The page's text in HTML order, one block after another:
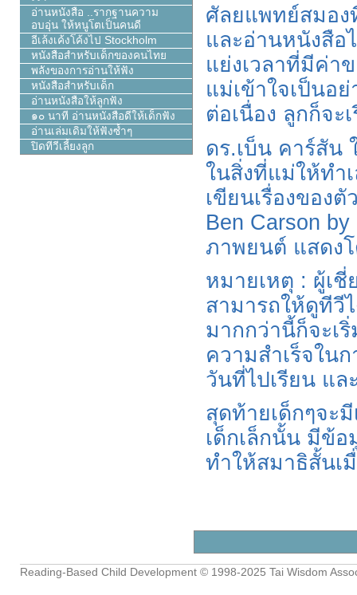
ศัลยแพทย์สมอง
และอ่านหนังสื
แย่งเวลาที่มีค่า
แม่เข้าใจเป็นอ
ต่อเนื่อง ลูกก็จะ
ดร.เบ็น คาร์สัน
ในสิ่งที่แม่ให้ทำ
เขียนเรื่องของ
Ben Carson
ภาพยนต์ แสดง
หมายเหตุ : ผู้เ
สามารถให้ดูทีวี
มากกว่านี้ก็จะเ
ความสำเร็จใน
วันที่ไปเรียน แ
สุดท้ายเด็กๆจะ
เด็กเล็กนั้น มีข้
ทำให้สมาธิสั้นเมื่
อ่านหนังสือ ..รากฐานความ
อบอุ่น ให้หนูโตเป็นคนดี
อีเล้งเค้งโค้งไป Stockholm
หนังสือสำหรับเด็กของคนไทย
พลังของการอ่านให้ฟัง
หนังสือสำหรับเด็ก
อ่านหนังสือให้ลูกฟัง
๑๐ นาที อ่านหนังสือดีให้เด็กฟัง
อ่านเล่มเดิมให้ฟังซ้ำๆ
ปิดทีวีเลี้ยงลูก
Reading-Based Child Development © 1998-2025 Tai Wisdom